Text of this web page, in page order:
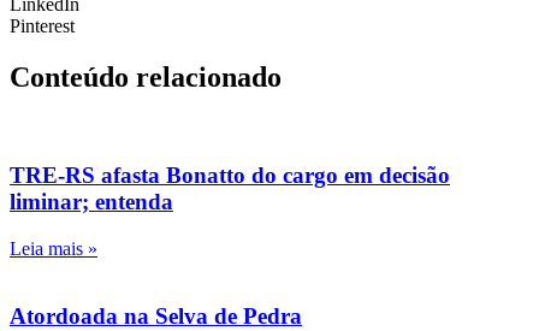
LinkedIn
Pinterest
Conteúdo relacionado
TRE-RS afasta Bonatto do cargo em decisão
liminar; entenda
Leia mais »
Atordoada na Selva de Pedra